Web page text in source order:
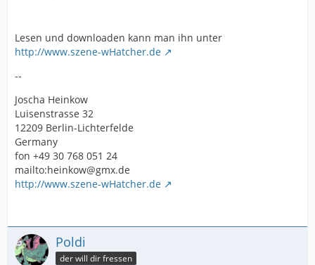
Lesen und downloaden kann man ihn unter
http://www.szene-wHatcher.de
--
Joscha Heinkow
Luisenstrasse 32
12209 Berlin-Lichterfelde
Germany
fon +49 30 768 051 24
mailto:heinkow@gmx.de
http://www.szene-wHatcher.de
Poldi
der will dir fressen